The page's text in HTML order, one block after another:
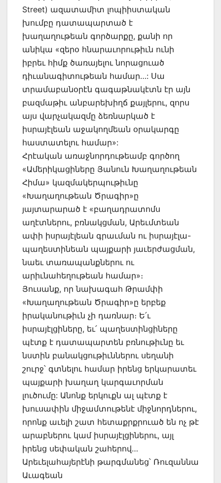
Street) ազատամիտ լոպիիստական
խումբը դատապարտած է
խաղաղութեան գործարքը, քանի որ
անիկա «զերօ հնարաւորութիւն ունի
իբրեւ հիմք ծառայելու նորացուած
դիւանագիտութեան համար…: Սա
տրամաբանօրէն գագաթնակէտն էր այն
բազմաթիւ անբարեխիղճ քայլերու, զորս
այս վարչակազմը ձեռնարկած է
իսրայէլեան աջակողմեան օրակարգը
հաստատելու համար»:
Հրէական առաջնորդութեամբ գործող
«Ամերիկացիները Յանուն Խաղաղութեան
Հիմա» կազմակերպութիւնը
«Խաղաղութեան Ծրագիր»ը
յայտարարած է «բաղադրատոմս
աղէտներու, բռնակցման, Արեւմտեան
ափի իսրայէլեան գրաւման ու իսրայէլա-
պաղեստինեան պայքարի յաւերժացման,
նաեւ տառապանքներու ու
արիւնահեղութեան համար»։
Յուսանք, որ նախագահ Թրամփի
«Խաղաղութեան Ծրագիր»ը երբեք
իրականութիւն չի դառնար։ Ե՛ւ
իսրայէլցիները, եւ՛ պաղեստինցիները
պէտք է դատապարտեն բռնութիւնը եւ
նստին բանակցութիւններու սեղանի
շուրջ՝ գտնելու համար իրենց երկարատեւ
պայքարի խաղաղ կարգաւորման
լուծումը: Անոնք երկուքն ալ պէտք է
խուսափին միջամտութենէ միջնորդներու,
որոնք աւելի շատ հետաքրքրուած են ոչ թէ
արաբներու կամ իսրայէլցիներու, այլ
իրենց սեփական շահերով…
Արեւելահայերէնի թարգմանեց՝ Ռուզաննա
Աւագեան